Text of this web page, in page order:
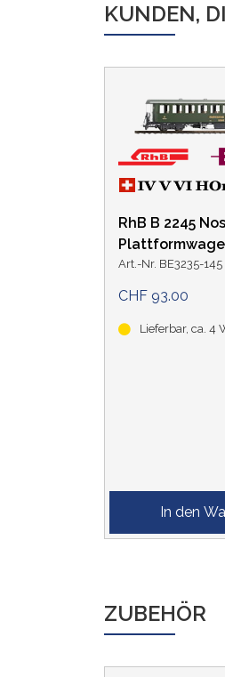
KUNDEN,
RhB B 2245
Art.-Nr. BE3235-145
CHF 93.00
Lieferbar, ca. 4
ZUBEHÖR